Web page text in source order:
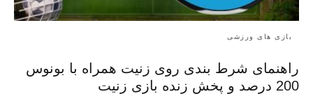
بازی های ورزشی
راهنمای شرط بندی روی زنیت همراه با بونوس
200 درصد و پخش زنده بازی زنیت